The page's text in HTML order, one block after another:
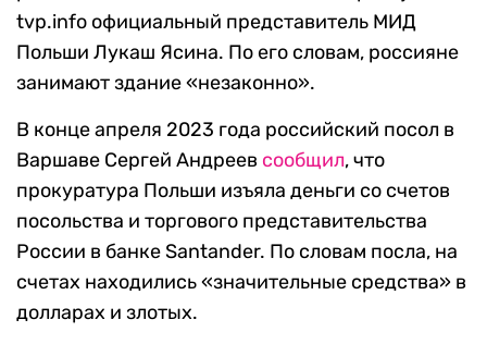
tvp.info официальный представитель МИД
Польши Лукаш Ясина. По его словам, россияне
занимают здание «незаконно».
В конце апреля 2023 года российский посол в
Варшаве Сергей Андреев сообщил, что
прокуратура Польши изъяла деньги со счетов
посольства и торгового представительства
России в банке Santander. По словам посла, на
счетах находились «значительные средства» в
долларах и злотых.